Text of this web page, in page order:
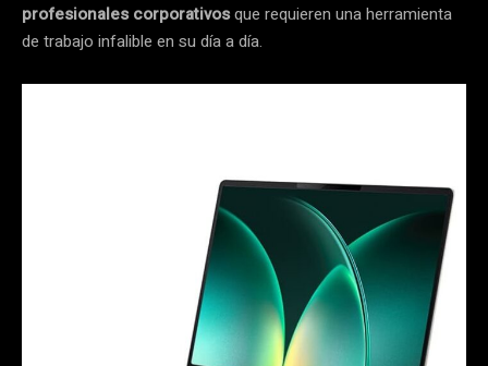
profesionales corporativosque requieren una herramienta
de trabajo infalible en su día a día.